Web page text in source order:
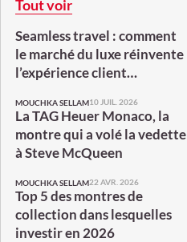
Tout voir
Seamless travel : comment
le marché du luxe réinvente
l’expérience client…
MOUCHKA SELLAM10 JUIL. 2026
La TAG Heuer Monaco, la
montre qui a volé la vedette
à Steve McQueen
MOUCHKA SELLAM22 AVR. 2026
Top 5 des montres de
collection dans lesquelles
investir en 2026